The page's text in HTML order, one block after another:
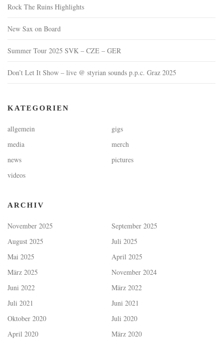
Rock The Ruins Highlights
New Sax on Board
Summer Tour 2025 SVK – CZE – GER
Don’t Let It Show – live @ styrian sounds p.p.c. Graz 2025
KATEGORIEN
allgemein
gigs
media
merch
news
pictures
videos
ARCHIV
November 2025
September 2025
August 2025
Juli 2025
Mai 2025
April 2025
März 2025
November 2024
Juni 2022
März 2022
Juli 2021
Juni 2021
Oktober 2020
Juli 2020
April 2020
März 2020